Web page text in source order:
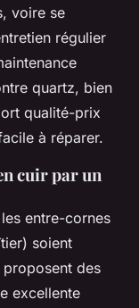
voire se
régulier
quartz, bien
qualité-prix
à réparer.
cuir par un
entre-cornes
soient
des
excellente